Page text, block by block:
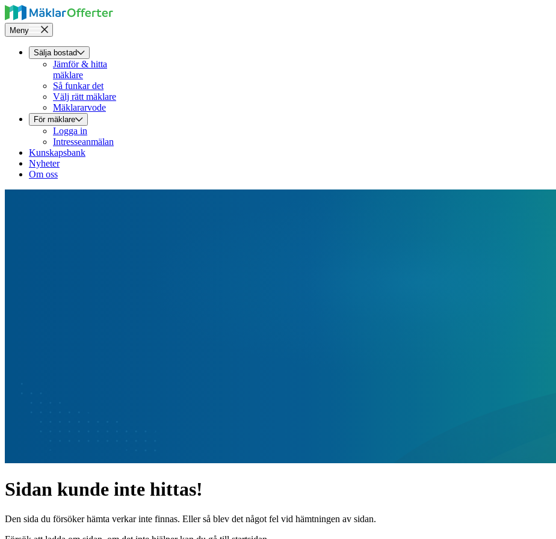
Meny
Sälja bostad
Jämför & hitta
mäklare
Så funkar det
Välj rätt mäklare
Mäklararvode
För mäklare
Logga in
Intresseanmälan
Kunskapsbank
Nyheter
Om oss
Sidan kunde inte hittas!
Den sida du försöker hämta verkar inte finnas. Eller så blev det något fel vid hämtningen av sidan.